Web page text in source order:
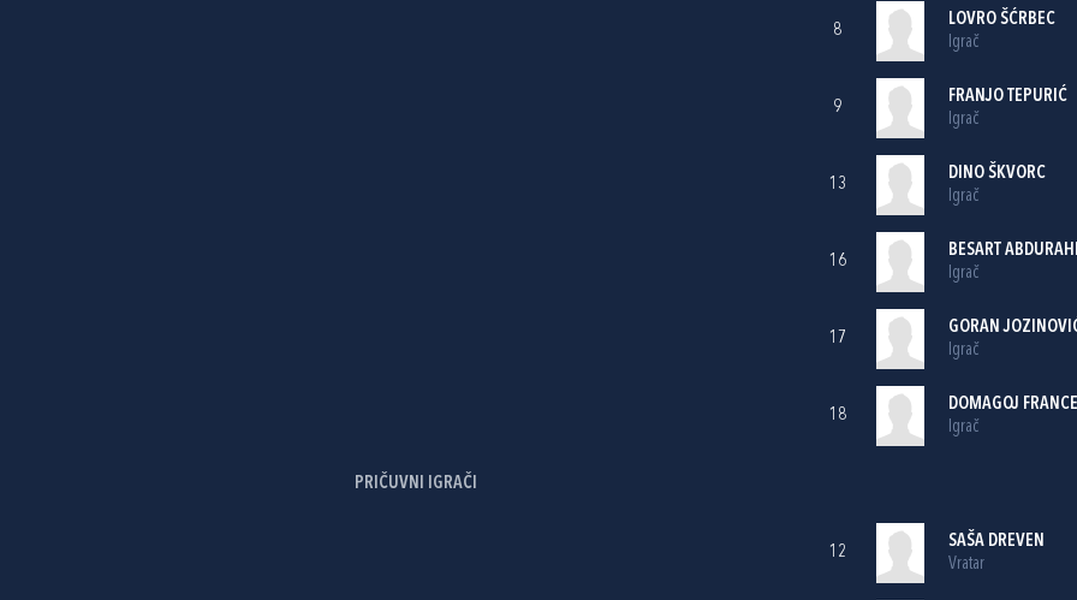
PRIČUVNI IGRAČI
8
LOVRO ŠĆRBEC
Igrač
9
FRANJO TEPURIĆ
Igrač
13
DINO ŠKVORC
Igrač
16
BESART
Igrač
17
GORAN
Igrač
18
DOMAGOJ
Igrač
12
SAŠA DREVEN
Vratar